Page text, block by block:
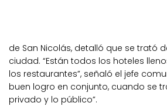
de San Nicolás, detalló que se trató
ciudad. “Están todos los hoteles
los restaurantes”, señaló el jefe
buen logro en conjunto, cuando se
privado y lo público”.